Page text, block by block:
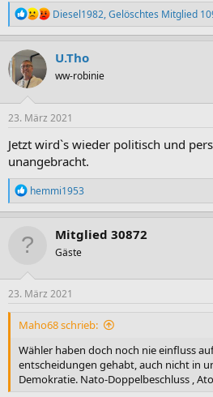
R
e
a
k
n
e
:
Diesel1982,Gelöschtes Mitglied
U.Tho
ww-robinie
23. März 2021
Jetzt wird`s wieder politisch und
unangebracht.
R
e
a
t
n
e
hemmi1953
Mitglied 30872
Gäste
23. März 2021
Maho68 schrieb:
Wähler haben doch noch nie einfluss
entscheidungen gehabt, auch nicht in
Demokratie. Nato-Doppelbeschluss ,